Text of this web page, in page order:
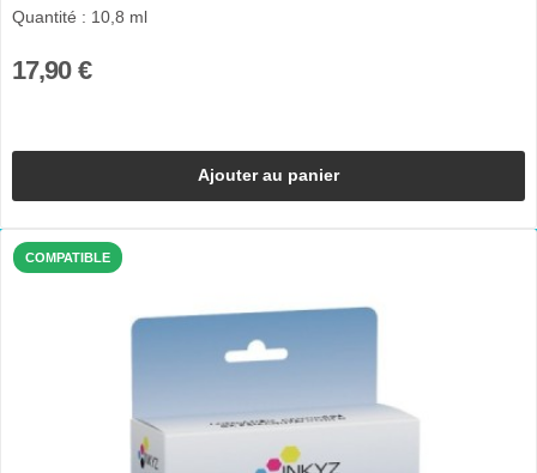
Quantité : 10,8 ml
17,90 €
Ajouter au panier
COMPATIBLE